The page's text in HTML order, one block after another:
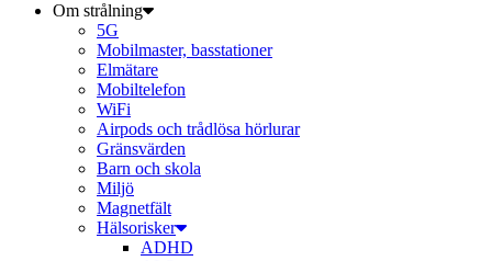
Om strålning
5G
Mobilmaster, basstationer
Elmätare
Mobiltelefon
WiFi
Airpods och trådlösa hörlurar
Gränsvärden
Barn och skola
Miljö
Magnetfält
Hälsorisker
ADHD